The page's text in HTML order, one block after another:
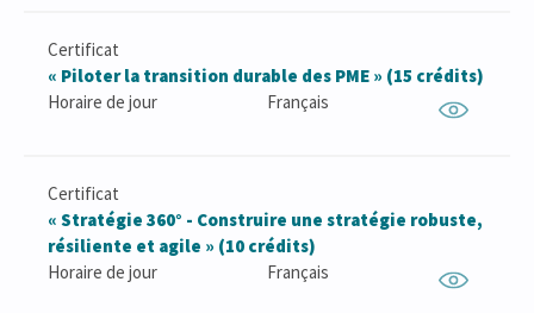
Certificat
« Piloter la transition durable des PME » (15 crédits)
Horaire de jour
Français
Certificat
« Stratégie 360° - Construire une stratégie robuste,
résiliente et agile » (10 crédits)
Horaire de jour
Français